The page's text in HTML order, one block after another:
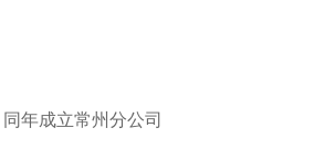
年成立常州分公司